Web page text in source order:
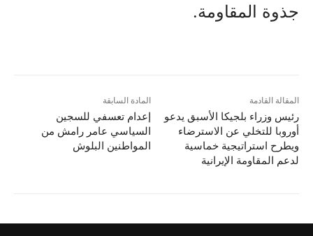
جذوة المقاومة.
المادة السابقة
إعدام تعسفي للسجين
السياسي عامر رامش من
المواطنين البلوش
المقالة القادمة
رئيس وزراء بلجيكا الأسبق يدعو
أوروبا للتخلي عن الاسترضاء
ويطرح استراتيجية خماسية
لدعم المقاومة الإيرانية